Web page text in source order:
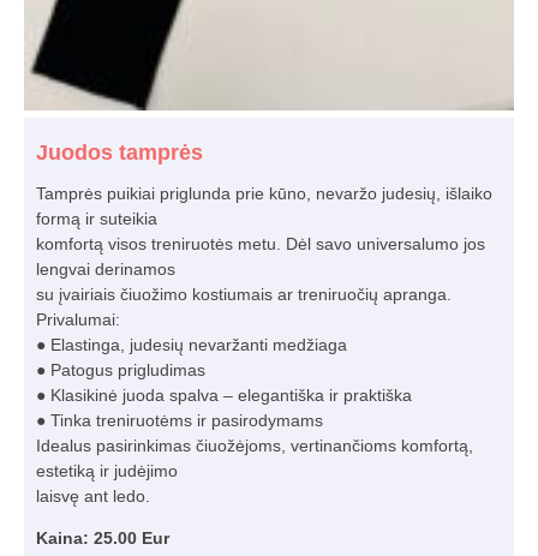
Juodos tamprės
Tamprės puikiai priglunda prie kūno, nevaržo judesių, išlaiko
formą ir suteikia
komfortą visos treniruotės metu. Dėl savo universalumo jos
lengvai derinamos
su įvairiais čiuožimo kostiumais ar treniruočių apranga.
Privalumai:
● Elastinga, judesių nevaržanti medžiaga
● Patogus prigludimas
● Klasikinė juoda spalva – elegantiška ir praktiška
● Tinka treniruotėms ir pasirodymams
Idealus pasirinkimas čiuožėjoms, vertinančioms komfortą,
estetiką ir judėjimo
laisvę ant ledo.
Kaina: 25.00 Eur